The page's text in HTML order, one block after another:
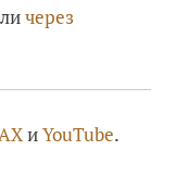
через
иYouTube.